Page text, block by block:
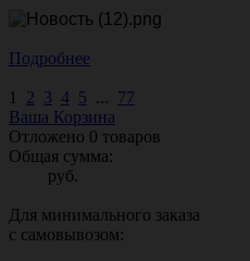
Подробнее
1 2 3 4 5 ... 77
Ваша Корзина
Отложено 0 товаров
Общая сумма:
руб.
Для минимального заказа
с самовывозом: